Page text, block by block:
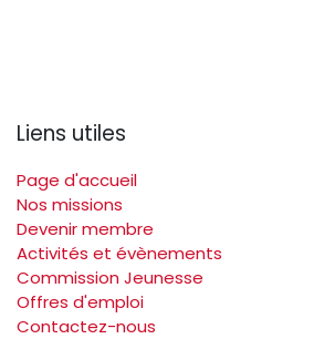
Liens utiles
Page d'accueil
Nos missions
Devenir membre
Activités et évènements
Commission Jeunesse
Offres d'emploi
Contactez-nous